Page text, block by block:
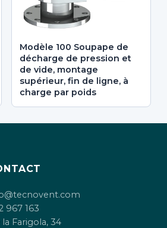
Modèle 100 Soupape de
décharge de pression et
de vide, montage
supérieur, fin de ligne, à
charge par poids
967 163
la Farigola, 34